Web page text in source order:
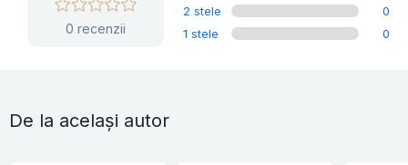
0 recenzii
2 stele
0
1 stele
0
De la același autor